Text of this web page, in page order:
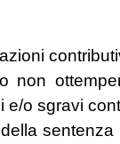
non
e/o sgravi